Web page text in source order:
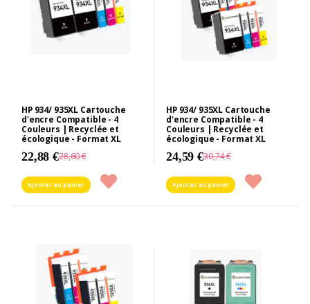
HP 934/ 935XL Cartouche
d'encre Compatible - 4
Couleurs | Recyclée et
écologique - Format XL
22,88 €28,60 €
Ajouter au panier
HP 934/ 935XL Cartouche
d'encre Compatible - 4
Couleurs | Recyclée et
écologique - Format XL
24,59 €30,74 €
Ajouter au panier